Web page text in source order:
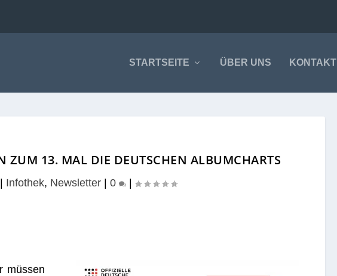
STARTSEITE ÜBER UNS KONTAKT
ZUM 13. MAL DIE DEUTSCHEN ALBUMCHARTS
Infothek, Newsletter |0 |
müs­sen